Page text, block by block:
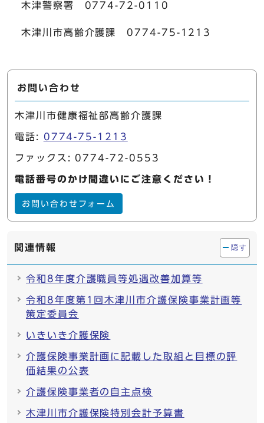
木津警察署 0774-72-0110
木津川市高齢介護課 0774-75-1213
お問い合わせ
木津川市健康福祉部高齢介護課
電話: 0774-75-1213
ファックス: 0774-72-0553
電話番号のかけ間違いにご注意ください！
お問い合わせフォーム
関連情報 隠す
令和8年度介護職員等処遇改善加算等
令和8年度第1回木津川市介護保険事業計画等
策定委員会
いきいき介護保険
介護保険事業計画に記載した取組と目標の評
価結果の公表
介護保険事業者の自主点検
木津川市介護保険特別会計予算書